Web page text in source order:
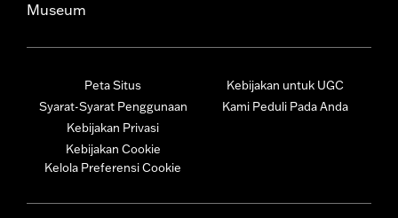
Museum
Peta Situs
Syarat-Syarat Penggunaan
Kebijakan Privasi
Kebijakan Cookie
Kelola Preferensi Cookie
Kebijakan untuk UGC
Kami Peduli Pada Anda